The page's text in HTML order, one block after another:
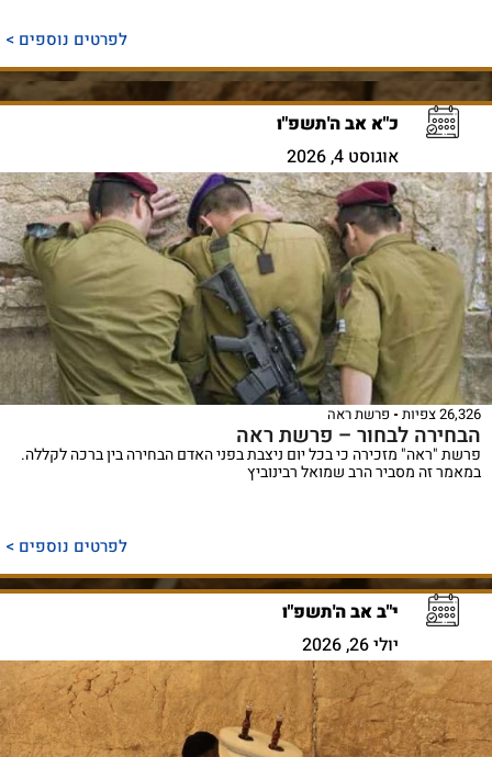
לפרטים נוספים >
כ"א אב ה'תשפ"ו
אוגוסט 4, 2026
26,326 צפיות פרשת ראה
הבחירה לבחור – פרשת ראה
פרשת "ראה" מזכירה כי בכל יום ניצבת בפני האדם הבחירה בין ברכה לקללה.
במאמר זה מסביר הרב שמואל רבינוביץ
לפרטים נוספים >
י"ב אב ה'תשפ"ו
יולי 26, 2026